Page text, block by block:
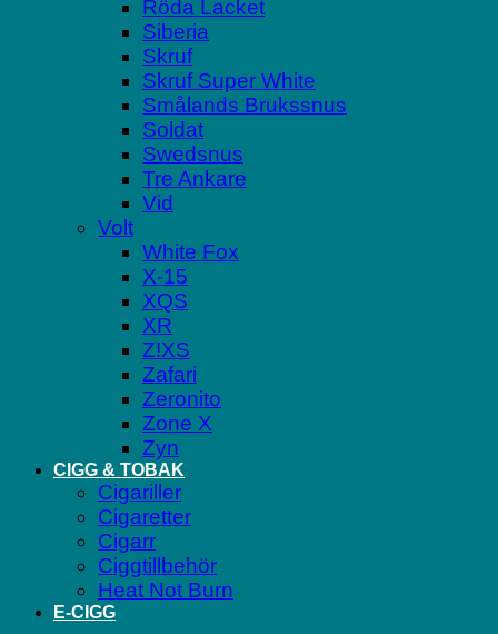
Röda Lacket
Siberia
Skruf
Skruf Super White
Smålands Brukssnus
Soldat
Swedsnus
Tre Ankare
Vid
Volt
White Fox
X-15
XQS
XR
Z!XS
Zafari
Zeronito
Zone X
Zyn
CIGG & TOBAK
Cigariller
Cigaretter
Cigarr
Ciggtillbehör
Heat Not Burn
E-CIGG